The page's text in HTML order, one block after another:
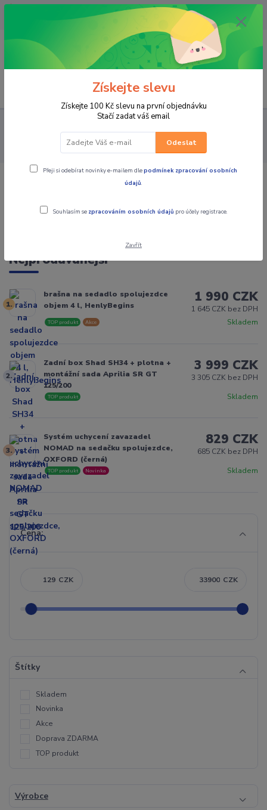
OPAVA 733537099/HLUČÍN
734541648/OLOMOUC 734593593
0,00 CZK
KUFRY TOP CASE, BRAŠNY
NA MÍSTO SPOLUJEZDCE, OPĚRKY
KUFRY TOP CASE, BRAŠNY NA MÍSTO
SPOLUJEZDCE, OPĚRKY
Nejprodávanější
1.
brašna na sedadlo spolujezdce
objem 4 l, HenlyBegins
Skladem
TOP produkt Akce
1 990 CZK
1 645 CZK bez DPH
2.
Zadní box Shad SH34 + plotna +
montážní sada Aprilia SR GT
125/200
Skladem
TOP produkt
3 999 CZK
3 305 CZK bez DPH
3.
Systém uchycení zavazadel
NOMAD na sedačku spolujezdce,
OXFORD (černá)
Skladem
TOP produkt Novinka
829 CZK
685 CZK bez DPH
Cena:
CZK CZK
Štítky
Skladem
Novinka
Akce
Doprava ZDARMA
TOP produkt
Výrobce
Získejte slevu
Získejte 100 Kč slevu na první objednávku
Stačí zadat váš email
Odeslat
Přeji si odebírat novinky e-mailem dlepodmínek zpracování osobních
údajů.
Souhlasím se zpracováním osobních údajů pro účely registrace.
Zavřít